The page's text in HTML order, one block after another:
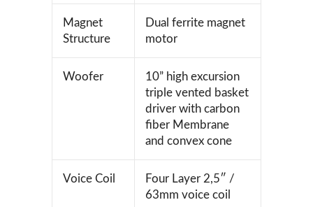
Magnet
Structure
Dual ferrite magnet
motor
Woofer
10” high excursion
triple vented basket
driver with carbon
fiber Membrane
and convex cone
Voice Coil
Four Layer 2,5″ /
63mm voice coil